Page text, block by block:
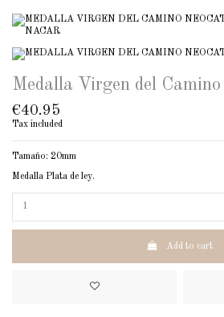
Medalla Virgen del
€40.95
Tax included
Tamaño: 20mm
Medalla Plata de ley.
Add to cart